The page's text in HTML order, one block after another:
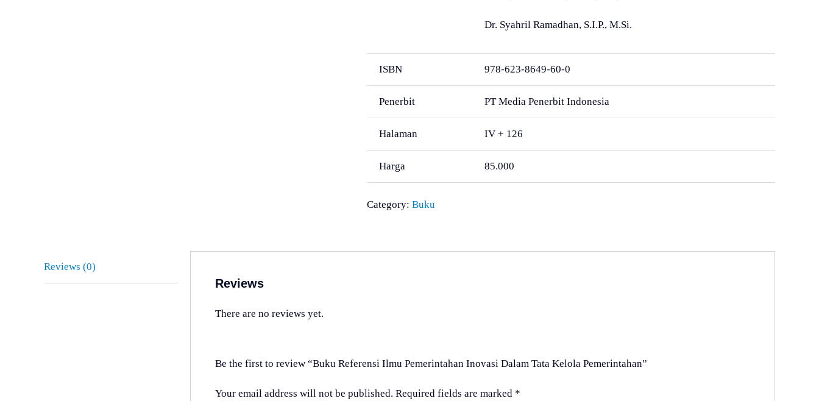
Dr. Syahril Ramadhan, S.I.P., M.Si.
ISBN 978-623-8649-60-0
Penerbit PT Media Penerbit Indonesia
Halaman IV + 126
Harga 85.000
Category: Buku
Reviews (0)
Reviews
There are no reviews yet.
Be the first to review “Buku Referensi Ilmu Pemerintahan Inovasi Dalam Tata Kelola Pemerintahan”
Your email address will not be published. Required fields are marked *